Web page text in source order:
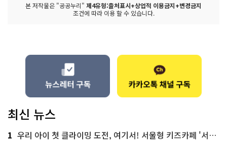
본 저작물은 "공공누리" 제4유형:출처표시+상업적 이용금지+변경금지
조건에 따라 이용 할 수 있습니다.
최신 뉴스
1 우리 아이 첫 클라이밍 도전, 여기서! 서울형 키즈카페 '서울가족플라자점'